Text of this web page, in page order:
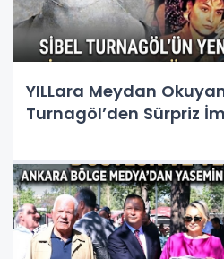
YILLara Meydan
Turnagöl’den Sürpriz